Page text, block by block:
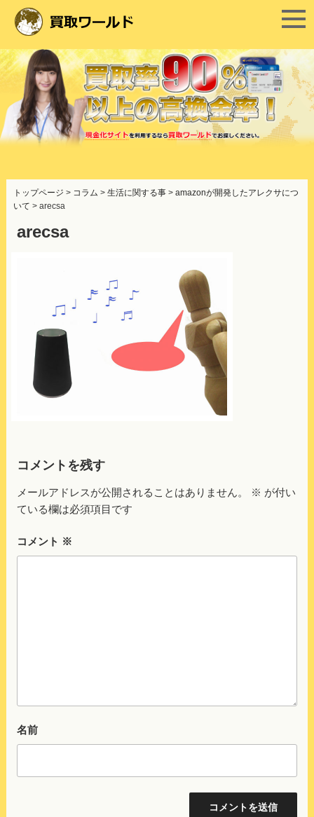
ン
トップページ > コラム > 生活に関する事> amazonが開発したアレクサにつ
いて > arecsa
arecsa
コメントを残す
メールアドレスが公開されることはありません。 ※ が付い
ている欄は必須項目です
コメント ※
名前